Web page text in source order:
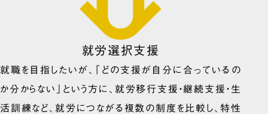
就労選択支援
就職を目指したいが、「どの支援が自分に合っているの
か分からない」という方に、就労移行支援・継続支援・生
活訓練など、就労につながる複数の制度を比較し、特性